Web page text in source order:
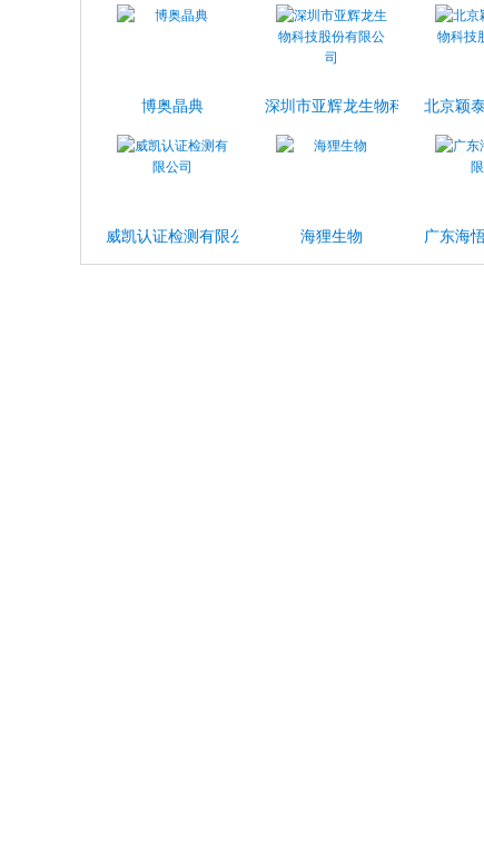
博奥晶典 深圳市亚辉龙生物科技股份有
北京颖
威凯认证检测有限公司 海狸生物 广东海